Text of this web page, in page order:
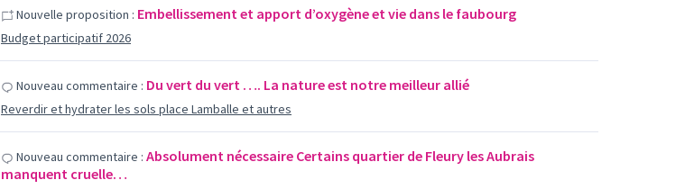
Nouvelle proposition : Embellissement et apport d’oxygène et vie dans le faubourg
Budget participatif 2026
Nouveau commentaire : Du vert du vert …. La nature est notre meilleur allié
Reverdir et hydrater les sols place Lamballe et autres
Nouveau commentaire : Absolument nécessaire Certains quartier de Fleury les Aubrais
manquent cruelle…